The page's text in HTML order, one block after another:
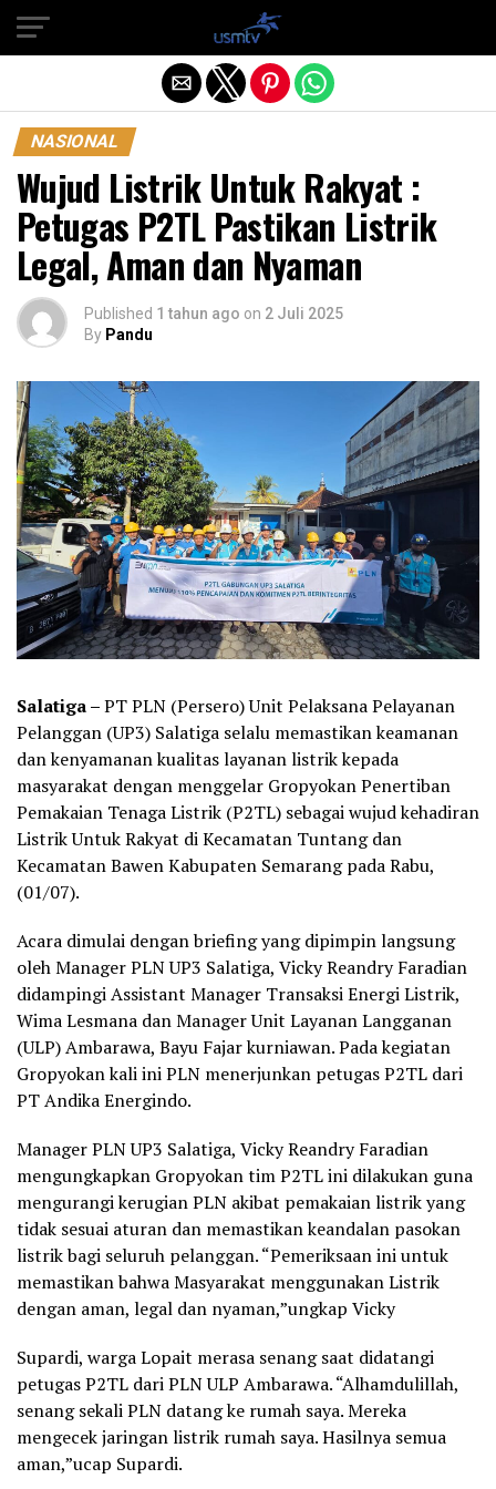
NASIONAL
Wujud Listrik Untuk Rakyat :
Petugas P2TL Pastikan Listrik
Legal, Aman dan Nyaman
Published 1 tahun ago on 2 Juli 2025
By Pandu
Salatiga –PT PLN (Persero) Unit Pelaksana Pelayanan
Pelanggan (UP3) Salatiga selalu memastikan keamanan
dan kenyamanan kualitas layanan listrik kepada
masyarakat dengan menggelar Gropyokan Penertiban
Pemakaian Tenaga Listrik (P2TL) sebagai wujud kehadiran
Listrik Untuk Rakyat di Kecamatan Tuntang dan
Kecamatan Bawen Kabupaten Semarang pada Rabu,
(01/07).
Acara dimulai dengan briefing yang dipimpin langsung
oleh Manager PLN UP3 Salatiga, Vicky Reandry Faradian
didampingi Assistant Manager Transaksi Energi Listrik,
Wima Lesmana dan Manager Unit Layanan Langganan
(ULP) Ambarawa, Bayu Fajar kurniawan. Pada kegiatan
Gropyokan kali ini PLN menerjunkan petugas P2TL dari
PT Andika Energindo.
Manager PLN UP3 Salatiga, Vicky Reandry Faradian
mengungkapkan Gropyokan tim P2TL ini dilakukan guna
mengurangi kerugian PLN akibat pemakaian listrik yang
tidak sesuai aturan dan memastikan keandalan pasokan
listrik bagi seluruh pelanggan. “Pemeriksaan ini untuk
memastikan bahwa Masyarakat menggunakan Listrik
dengan aman, legal dan nyaman,”ungkap Vicky
Supardi, warga Lopait merasa senang saat didatangi
petugas P2TL dari PLN ULP Ambarawa. “Alhamdulillah,
senang sekali PLN datang ke rumah saya. Mereka
mengecek jaringan listrik rumah saya. Hasilnya semua
aman,”ucap Supardi.
Exit mobile version